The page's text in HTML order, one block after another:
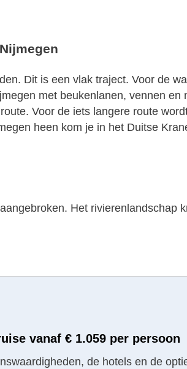
Dit is een vlak traject. Voor de
met beukenlanen, vennen
Voor de iets langere route
heen kom je in het Duitse
Het rivierenlandschap
vanaf € 1.059 per persoon
de hotels en de